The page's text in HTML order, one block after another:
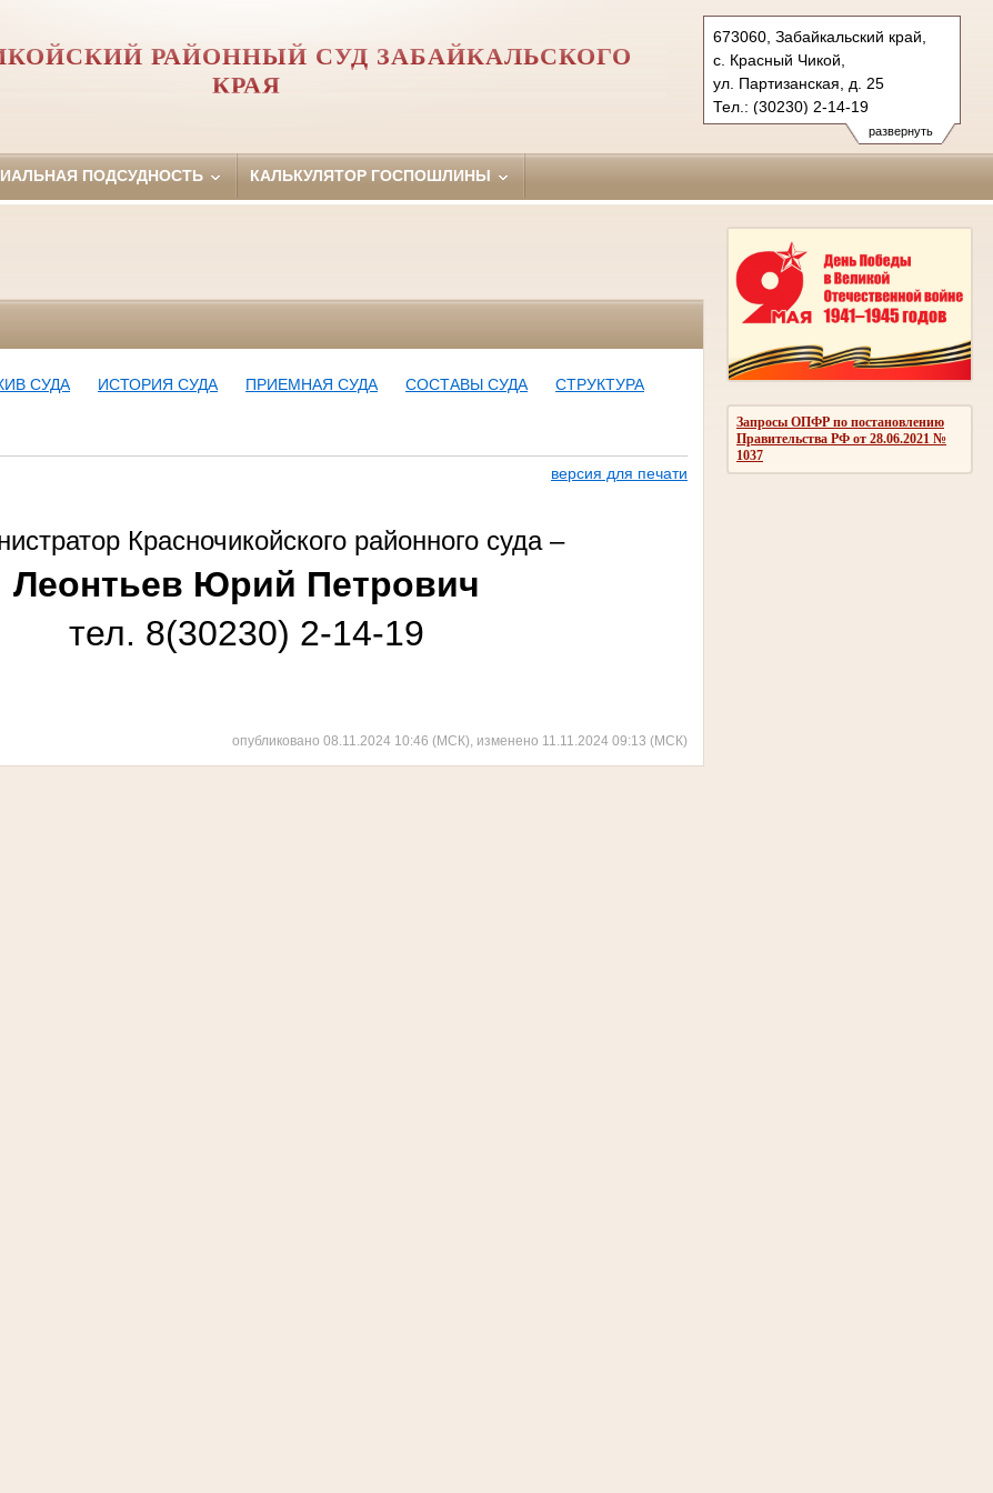
развернуть
673060, Забайкальский край,
с. Красный Чикой,
ул. Партизанская, д. 25
Тел.: (30230) 2-14-19
chikoy.cht@sudrf.ru
показать на карте
РАЙОННЫЙ СУД ЗАБАЙКАЛЬСКОГО
КРАЯ
ПОДСУДНОСТЬ КАЛЬКУЛЯТОР ГОСПОШЛИНЫ
Запросы ОПФР по постановлению
Правительства РФ от 28.06.2021 №
1037
СУДА ИСТОРИЯ СУДА ПРИЕМНАЯ СУДА СОСТАВЫ СУДА
СТРУКТУРА
версия для печати
Красночикойского районного суда –
Леонтьев Юрий Петрович
тел. 8(30230) 2-14-19
опубликовано 08.11.2024 10:46 (МСК), изменено 11.11.2024 09:13 (МСК)